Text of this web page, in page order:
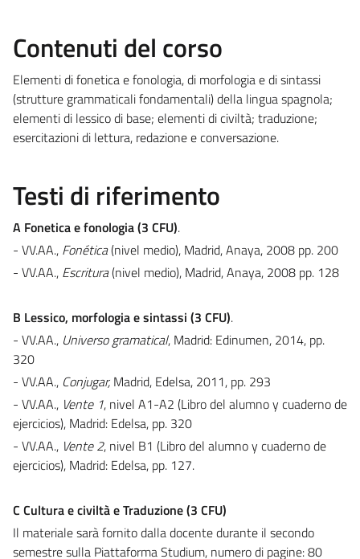
Contenuti del corso
Elementi di fonetica e fonologia, di morfologia e di sintassi
(strutture grammaticali fondamentali) della lingua spagnola;
elementi di lessico di base; elementi di civiltà; traduzione;
esercitazioni di lettura, redazione e conversazione.
Testi di riferimento
A Fonetica e fonologia (3 CFU).
- VV.AA., Fonética(nivel medio), Madrid, Anaya, 2008 pp. 200
- VV.AA., Escritura(nivel medio), Madrid, Anaya, 2008 pp. 128
B Lessico, morfologia e sintassi (3 CFU).
- VV.AA., Universo gramatical, Madrid: Edinumen, 2014, pp.
320
- VV.AA., Conjugar, Madrid, Edelsa, 2011, pp. 293
- VV.AA., Vente 1, nivel A1-A2 (Libro del alumno y cuaderno de
ejercicios), Madrid: Edelsa, pp. 320
- VV.AA., Vente 2, nivel B1 (Libro del alumno y cuaderno de
ejercicios), Madrid: Edelsa, pp. 127.
C Cultura e civiltà e Traduzione (3 CFU)
Il materiale sarà fornito dalla docente durante il secondo
semestre sulla Piattaforma Studium, numero di pagine: 80